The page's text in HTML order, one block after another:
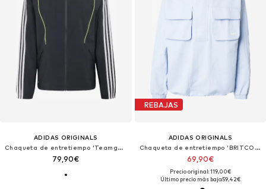
ADIDAS ORIGINALS
Chaqueta de entretiempo 'Teamgeist 26'
79,90€
REBAJAS
ADIDAS ORIGINALS
Chaqueta de entretiempo 'BRITCORE'
69,90€
Precio original: 119,00€
Último precio más bajo:59,42€